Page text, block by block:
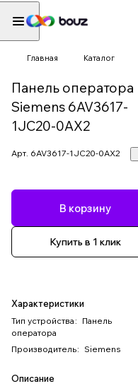
Главная Каталог
Панель оператора
Siemens 6AV3617-
1JC20-0AX2
Арт. 6AV3617-1JC20-0AX2
В корзину
Купить в 1 клик
Характеристики
Тип устройства : Панель
оператора
Производитель: Siemens
Описание